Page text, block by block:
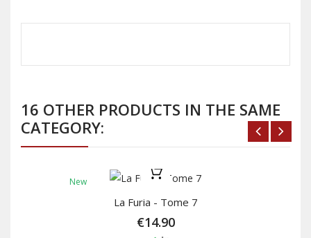
16 OTHER PRODUCTS IN THE SAME
CATEGORY:
New
La Furia - Tome 7
€14.90